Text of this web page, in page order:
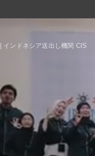
| インドネシア送出し機関 CIS